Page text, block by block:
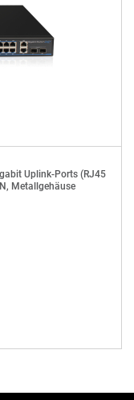
Uplink-Ports (RJ45
Metallgehäuse